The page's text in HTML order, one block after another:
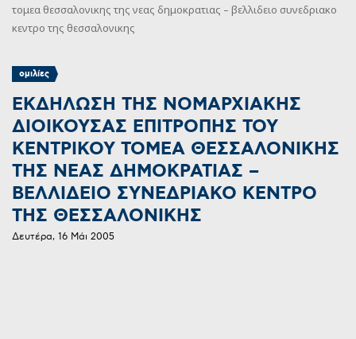
τομεα θεσσαλονικης της νεας δημοκρατιας – βελλιδειο συνεδριακο
κεντρο της θεσσαλονικης
ομιλίες
ΕΚΔΗΛΩΣΗ ΤΗΣ ΝΟΜΑΡΧΙΑΚΗΣ
ΔΙΟΙΚΟΥΣΑΣ ΕΠΙΤΡΟΠΗΣ ΤΟΥ
ΚΕΝΤΡΙΚΟΥ ΤΟΜΕΑ ΘΕΣΣΑΛΟΝΙΚΗΣ
ΤΗΣ ΝΕΑΣ ΔΗΜΟΚΡΑΤΙΑΣ –
ΒΕΛΛΙΔΕΙΟ ΣΥΝΕΔΡΙΑΚΟ ΚΕΝΤΡΟ
ΤΗΣ ΘΕΣΣΑΛΟΝΙΚΗΣ
Δευτέρα, 16 Μάι 2005